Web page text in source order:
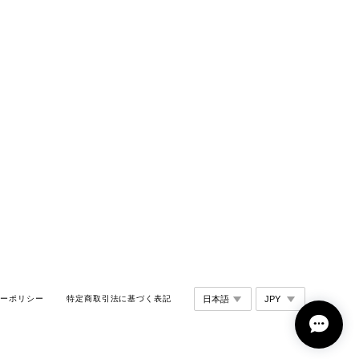
ポリシー 特定商取引法に基づく表記